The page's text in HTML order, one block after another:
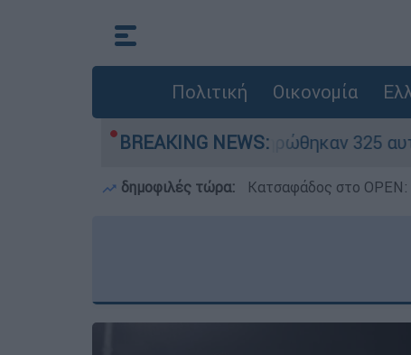
Πολιτική Οικονομία
BREAKING NEWS:
- Ολοκληρώθηκαν 325 αυτοψίες στις
δημοφιλές τώρα: Κατσαφάδος στο OPEN: